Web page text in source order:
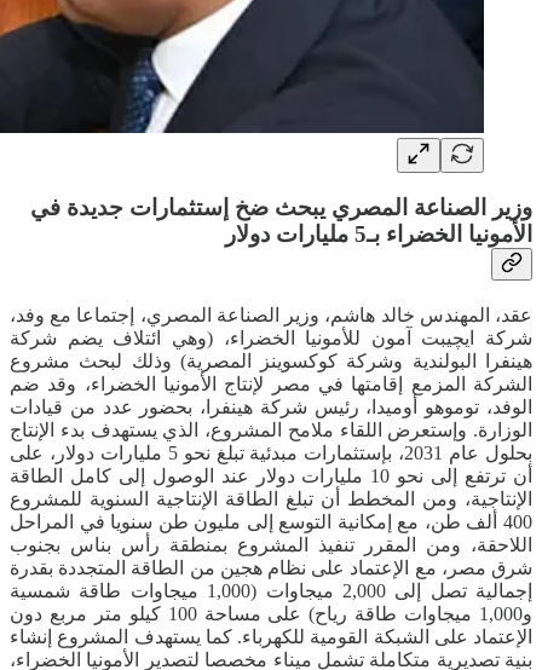
وزير الصناعة المصري يبحث ضخ إستثمارات جديدة في
الأمونيا الخضراء بـ5 مليارات دولار
عقد، المهندس خالد هاشم، وزير الصناعة المصري، إجتماعا مع وفد،
شركة ايچيبت آمون للأمونيا الخضراء، (وهي ائتلاف يضم شركة
هينفرا البولندية وشركة كوكسوينز المصرية) وذلك لبحث مشروع
الشركة المزمع إقامتها في مصر لإنتاج الأمونيا الخضراء، وقد ضم
الوفد، توموهو أوميدا، رئيس شركة هينفرا، بحضور عدد من قيادات
الوزارة. وإستعرض اللقاء ملامح المشروع، الذي يستهدف بدء الإنتاج
بحلول عام 2031، بإستثمارات مبدئية تبلغ نحو 5 مليارات دولار، على
أن ترتفع إلى نحو 10 مليارات دولار عند الوصول إلى كامل الطاقة
الإنتاجية، ومن المخطط أن تبلغ الطاقة الإنتاجية السنوية للمشروع
400 ألف طن، مع إمكانية التوسع إلى مليون طن سنويا في المراحل
اللاحقة، ومن المقرر تنفيذ المشروع بمنطقة رأس بناس بجنوب
شرق مصر، مع الإعتماد على نظام هجين من الطاقة المتجددة بقدرة
إجمالية تصل إلى 2,000 ميجاوات (1,000 ميجاوات طاقة شمسية
و1,000 ميجاوات طاقة رياح) على مساحة 100 كيلو متر مربع دون
الإعتماد على الشبكة القومية للكهرباء. كما يستهدف المشروع إنشاء
بنية تصديرية متكاملة تشمل ميناء مخصصا لتصدير الأمونيا الخضراء،